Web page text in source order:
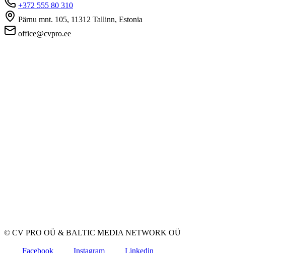
+372 555 80 310
Pärnu mnt. 105, 11312 Tallinn, Estonia
office@cvpro.ee
© CV PRO OÜ & BALTIC MEDIA NETWORK OÜ
Facebook Instagram Linkedin